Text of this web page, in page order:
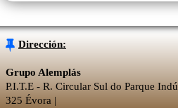
Dirección:
Grupo Alemplás
P.I.T.E - R. Circular Sul do
325 Évora |